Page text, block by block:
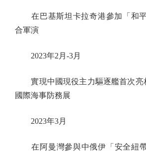
在巴基斯坦卡拉奇港參加「和平
合軍演
2023年2月-3月
實現中國現役主力驅逐艦首次亮
國際海事防務展
2023年3月
在阿曼灣參與中俄伊「安全紐帶